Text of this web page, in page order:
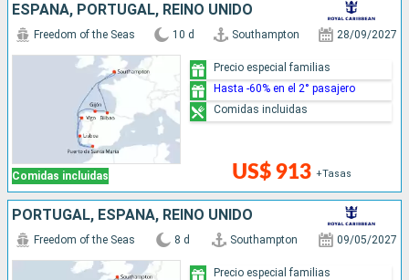
ESPAÑA, PORTUGAL, REINO UNIDO
Comidas incluidas
Freedom of the Seas 10 d Southampton 28/09/2027
US$ 913 +Tasas
Precio especial familias
Hasta -60% en el 2° pasajero
Comidas incluidas
PORTUGAL, ESPAÑA, REINO UNIDO
Freedom of the Seas 8 d Southampton 09/05/2027
Precio especial familias